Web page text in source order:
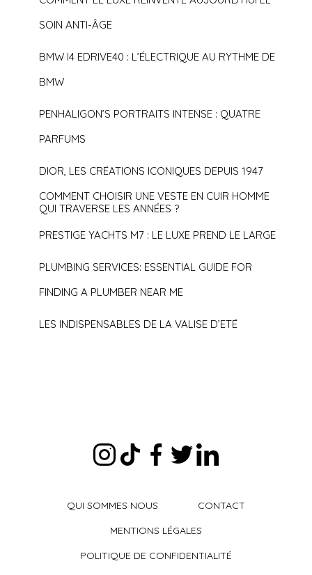
SOIN ANTI-ÂGE
BMW I4 EDRIVE40 : L’ÉLECTRIQUE AU RYTHME DE
BMW
PENHALIGON’S PORTRAITS INTENSE : QUATRE
PARFUMS
DIOR, LES CRÉATIONS ICONIQUES DEPUIS 1947
COMMENT CHOISIR UNE VESTE EN CUIR HOMME
QUI TRAVERSE LES ANNÉES ?
PRESTIGE YACHTS M7 : LE LUXE PREND LE LARGE
PLUMBING SERVICES: ESSENTIAL GUIDE FOR
FINDING A PLUMBER NEAR ME
LES INDISPENSABLES DE LA VALISE D’ETÉ
QUI SOMMES NOUS
CONTACT
MENTIONS LÉGALES
POLITIQUE DE CONFIDENTIALITÉ